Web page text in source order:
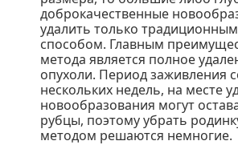
доброкачественные
удалить только
способом. Главным
метода является полное
опухоли. Период заживления
нескольких недель, на месте
новообразования могут
рубцы, поэтому убрать
методом решаются немногие.